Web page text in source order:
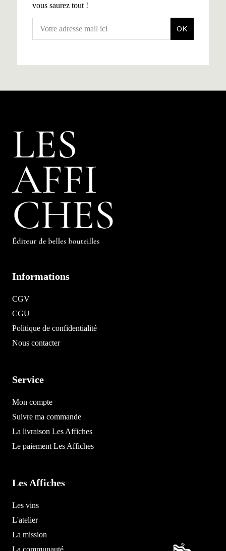
vous saurez tout !
OK
Informations
CGV
CGU
Politique de confidentialité
Nous contacter
Service
Mon compte
Suivre ma commande
La livraison Les Affiches
Le paiement Les Affiches
Les Affiches
Les vins
L'atelier
La mission